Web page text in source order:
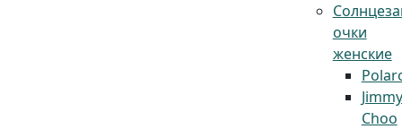
очки
женские
Jimmy
Choo